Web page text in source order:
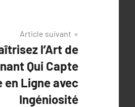
Article suivant
l’Art de
Qui Capte
en Ligne avec
Ingéniosité